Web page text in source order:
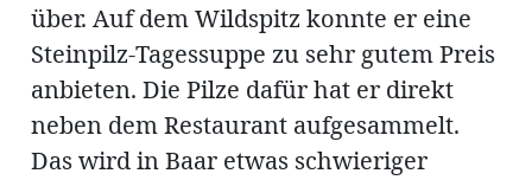
über. Auf dem Wildspitz konnte er eine
Steinpilz-Tagessuppe zu sehr gutem Preis
anbieten. Die Pilze dafür hat er direkt
neben dem Restaurant aufgesammelt.
Das wird in Baar etwas schwieriger